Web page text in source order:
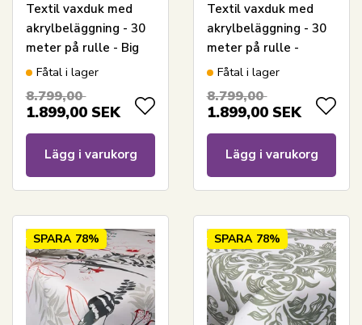
Textil vaxduk med
akrylbeläggning - 30
meter på rulle - Big
green leaves - 140 cm
Fåtal i lager
8.799,00
1.899,00 SEK
Lägg i varukorg
Textil vaxduk med
akrylbeläggning - 30
meter på rulle -
Blommande
bred textilduk
Fåtal i lager
8.799,00
1.899,00 SEK
Lägg i varukorg
SPARA 78% SPARA 78%